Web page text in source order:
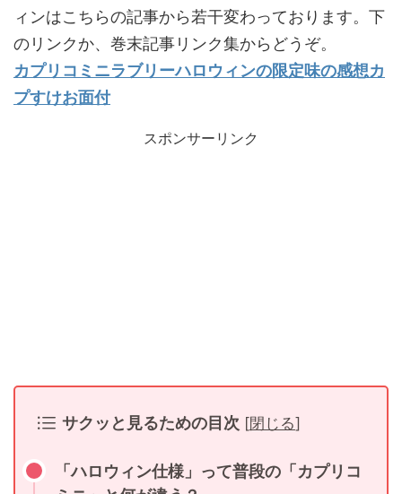
ィンはこちらの記事から若干変わっております。下
のリンクか、巻末記事リンク集からどうぞ。
カプリコミニラブリーハロウィンの限定味の感想カ
プすけお面付
スポンサーリンク
サクッと見るための目次 [閉じる]
「ハロウィン仕様」って普段の「カプリコ